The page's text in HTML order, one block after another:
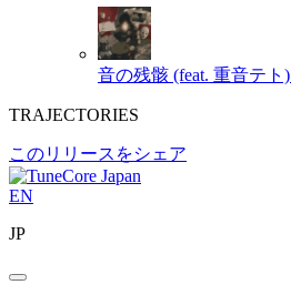
音の残骸 (feat. 重音テト)
TRAJECTORIES
このリリースをシェア
EN
JP